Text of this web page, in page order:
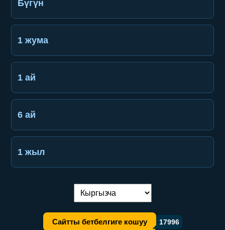
Бүгүн
1 жума
1 ай
6 ай
1 жыл
Тилди алмаштыруу:
Сайтты бетбелгиге кошуу 17996